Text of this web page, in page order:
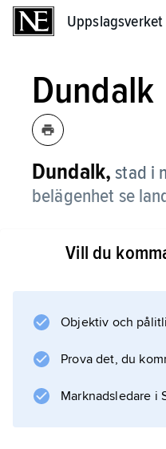
Uppslagsverket
Dundalk
Dundalk, stad i
belägenhet se
Vill du
Objektiv och
Prova det, du
Marknadsledare i